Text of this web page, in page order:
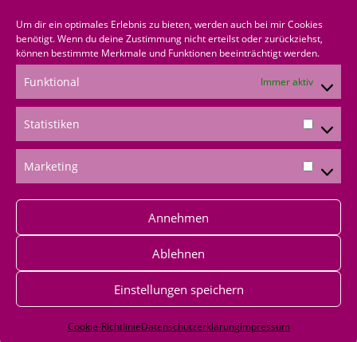
Um dir ein optimales Erlebnis zu bieten, werden auch bei mir Cookies
benötigt. Wenn du deine Zustimmung nicht erteilst oder zurückziehst,
können bestimmte Merkmale und Funktionen beeinträchtigt werden.
Funktional Immer aktiv
Statistiken
Marketing
Annehmen
Ablehnen
Einstellungen speichern
Cookie-RichtlinieDatenschutzerklärungImpressum
Shoppingvorteil
Bestellformular
*Produktempfehlungen
*Als Amazon-Partner verdiene ich an qualifizierten
Verkäufen
Impressum|Datenschutz|AGB|
Widerufsbelehrung|Versandkosten|
Cookie-Richtlinien